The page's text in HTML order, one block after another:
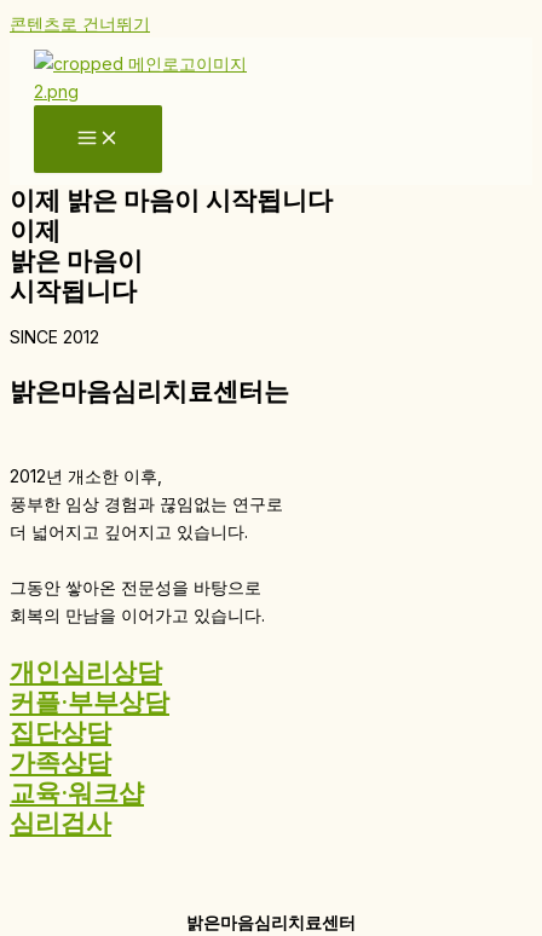
콘텐츠로 건너뛰기
이제 밝은 마음이 시작됩니다
이제
밝은 마음이
시작됩니다
SINCE 2012
밝은마음심리치료센터는
2012년 개소한 이후,
풍부한 임상 경험과 끊임없는 연구로
더 넓어지고 깊어지고 있습니다.
그동안 쌓아온 전문성을 바탕으로
회복의 만남을 이어가고 있습니다.
개인심리상담
커플·부부상담
집단상담
가족상담
교육·워크샵
심리검사
밝은마음심리치료센터